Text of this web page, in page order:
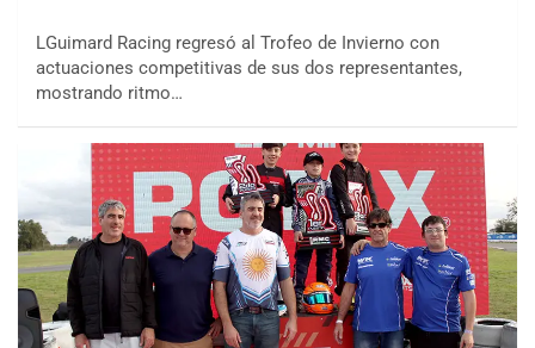
LGuimard Racing regresó al Trofeo de Invierno con
actuaciones competitivas de sus dos representantes,
mostrando ritmo…